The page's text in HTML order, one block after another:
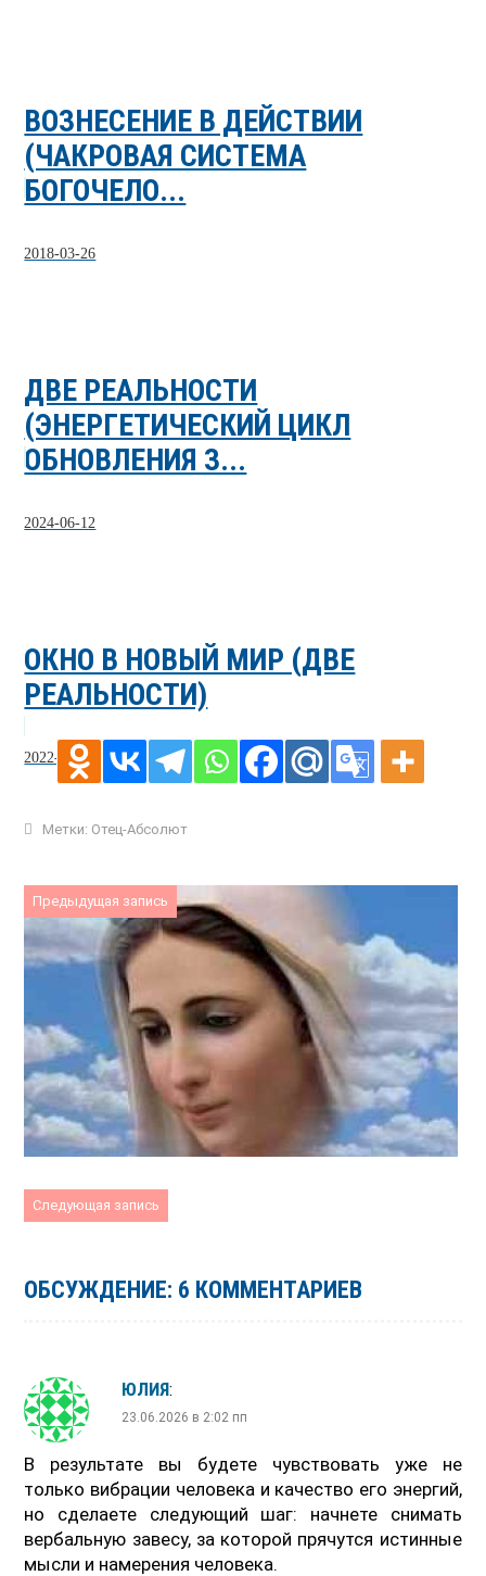
ВОЗНЕСЕНИЕ В ДЕЙСТВИИ
(ЧАКРОВАЯ СИСТЕМА
БОГОЧЕЛО...
2018-03-26
ДВЕ РЕАЛЬНОСТИ
(ЭНЕРГЕТИЧЕСКИЙ ЦИКЛ
ОБНОВЛЕНИЯ З...
2024-06-12
ОКНО В НОВЫЙ МИР (ДВЕ
РЕАЛЬНОСТИ)
2022-05-08
Метки: Отец-Абсолют
Предыдущая запись
Следующая запись
ОБСУЖДЕНИЕ: 6 КОММЕНТАРИЕВ
ЮЛИЯ:
23.06.2026 в 2:02 пп
В результате вы будете чувствовать уже не
только вибрации человека и качество его энергий,
но сделаете следующий шаг: начнете снимать
вербальную завесу, за которой прячутся истинные
мысли и намерения человека.